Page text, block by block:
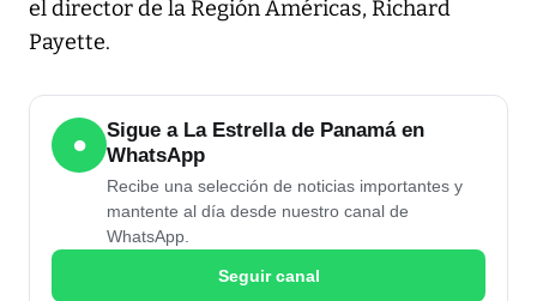
el director de la Región Américas, Richard
Payette.
●
Sigue a La Estrella de Panamá en
WhatsApp
Recibe una selección de noticias importantes y
mantente al día desde nuestro canal de
WhatsApp.
Seguir canal